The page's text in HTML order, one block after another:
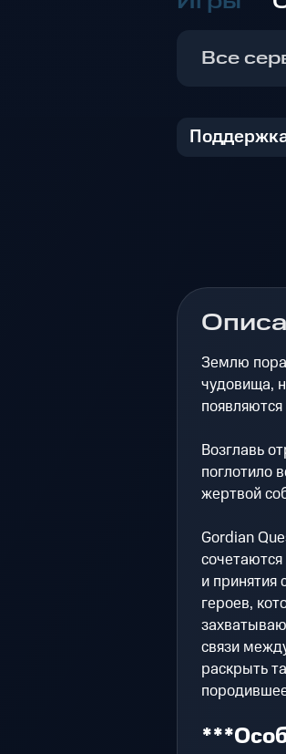
Все
Землю
чудовища,
появляются
Возглавь
поглотило
жертвой
Gordian
и принятия
героев,
связи
раскрыть